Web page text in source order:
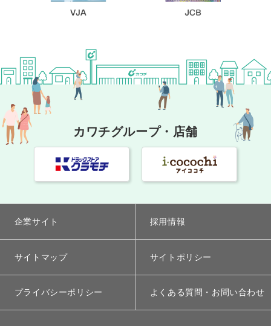
カワチグループ・店舗
企業サイト 採用情報
サイトマップ サイトポリシー
プライバシーポリシー よくある質問・お問い合わせ